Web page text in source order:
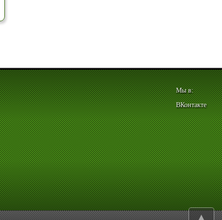
Мы в:
ВКонтакте
▲